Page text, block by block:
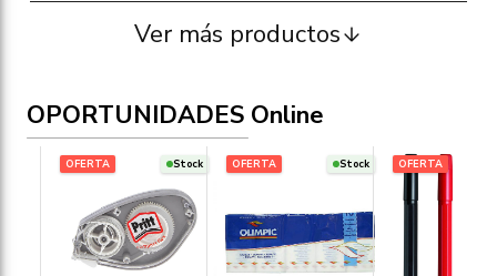
Ver más productos
OPORTUNIDADES Online
OFERTA Stock OFERTA Stock OFERTA